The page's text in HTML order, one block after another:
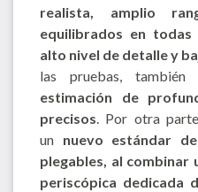
realista, amplio
equilibrados en todas
alto nivel de detalle y
las pruebas,
estimación de
precisos. Por otra
un nuevo estándar
plegables, al combinar
periscópica dedicada